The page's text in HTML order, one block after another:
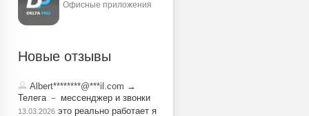
Офисные приложения
Новые отзывы
Albert********@***il.com →
Телега － мессенджер и звонки
13.03.2026 это реально работает я